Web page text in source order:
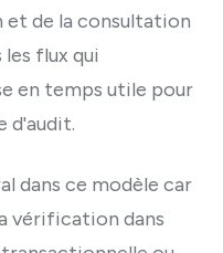
de la consultation
flux qui
en temps utile pour
d'audit.
dans ce modèle car
vérification dans